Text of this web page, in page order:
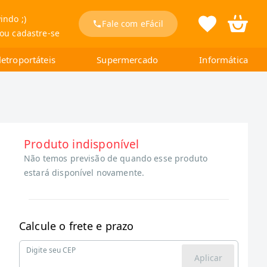
;)
cadastre-se
Fale com eFácil
Supermercado Informática
Produto indisponível
Não temos previsão de quando esse produto
estará disponível novamente.
Calcule o frete e prazo
Digite seu CEP
Aplicar